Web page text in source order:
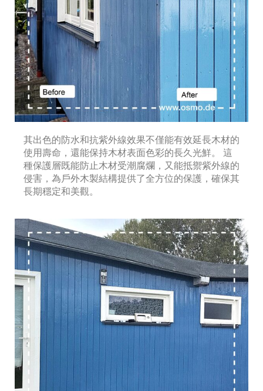
其出色的防水和抗紫外線效果不僅能有效延長木材的
使用壽命，還能保持木材表面色彩的長久光鮮。 這
種保護層既能防止木材受潮腐爛，又能抵禦紫外線的
侵害，為戶外木製結構提供了全方位的保護，確保其
長期穩定和美觀。